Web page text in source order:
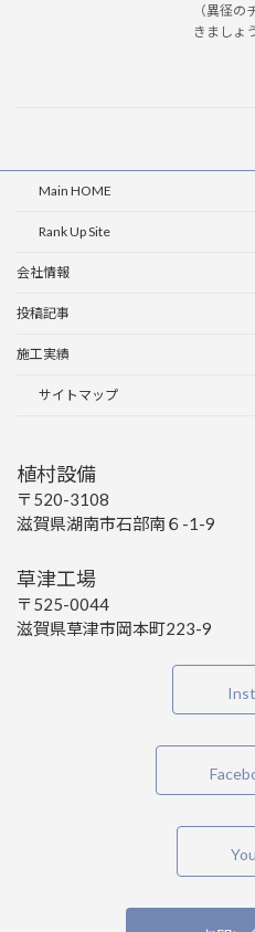
（異径
きましょう
Main HOME
Rank Up Site
会社情報
投稿記事
施工実績
サイトマップ
植村設備
〒520-3108
滋賀県湖南市石部南６-1-9
草津工場
〒525-0044
滋賀県草津市岡本町223-9